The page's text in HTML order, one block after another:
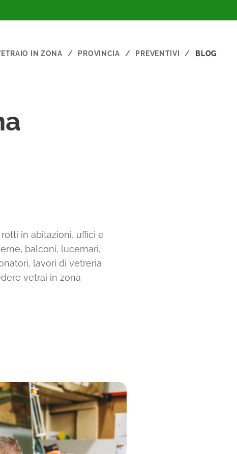
IN ZONA PROVINCIA PREVENTIVI BLOG
in abitazioni, uffici e
balconi, lucernari,
lavori di vetreria
vetrai in zona